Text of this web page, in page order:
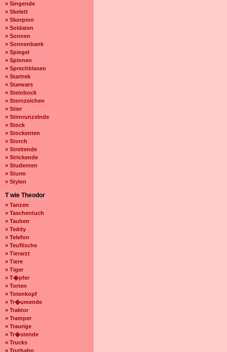
» Singende
» Skelett
» Skorpion
» Soldaten
» Sonnen
» Sonnenbank
» Spiegel
» Spinnen
» Sprechblasen
» Startrek
» Starwars
» Steinbock
» Sternzeichen
» Stier
» Stirnrunzelnde
» Stock
» Stockenten
» Storch
» Streitende
» Strickende
» Studenten
» Sturm
» Stylen
T wie Theodor
» Tanzen
» Taschentuch
» Tauben
» Teddy
» Telefon
» Teuflische
» Tierarzt
» Tiere
» Tiger
» T�pfer
» Torten
» Totenkopf
» Tr�umende
» Traktor
» Tramper
» Traurige
» Tr�stende
» Trucks
» Truthahn